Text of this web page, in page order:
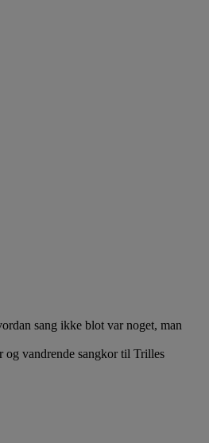
sang ikke blot var noget, man
og vandrende sangkor til Trilles